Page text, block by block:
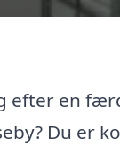
efter en
Du er